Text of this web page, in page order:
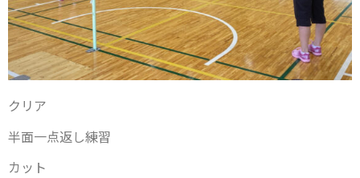
クリア
半面一点返し練習
カット